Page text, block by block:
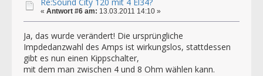
« Antwort #6 am: 13.03.2011 14:10 »
Ja, das wurde verändert! Die ursprüngliche
Impdedanzwahl des Amps ist wirkungslos, stattdessen
gibt es nun einen Kippschalter,
mit dem man zwischen 4 und 8 Ohm wählen kann.